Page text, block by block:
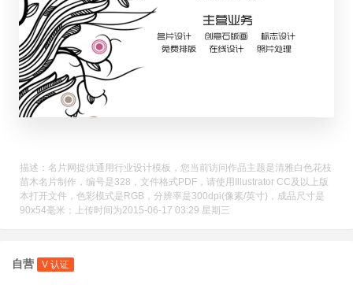
描述：名片网提供通用行业设计模板，您当前访问作品主题是清雅白色花枝
苗木名片制作，编号是328，文件格式PDF，请使用Illustrator CC及以上版
本打开文件，色彩模式是RGB，分辨率是300dpi(像素/英寸)，成品尺寸是
90x54毫米；上传时间为2015-06-17 03:29 星期三
自营 V 认证